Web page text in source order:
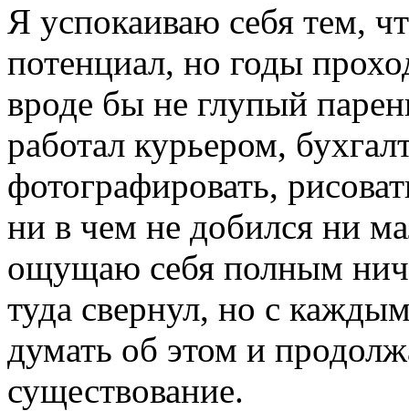
Я успокаиваю себя тем,
потенциал, но годы
вроде бы не глупый
работал курьером,
фотографировать,
ни в чем не добился ни
ощущаю себя полным
туда свернул, но с
думать об этом и
существование.